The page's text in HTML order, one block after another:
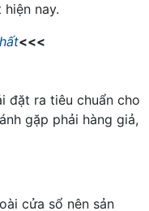
nay.
<<<
đặt ra tiêu chuẩn cho
gặp phải hàng giả,
cửa sổ nên sản